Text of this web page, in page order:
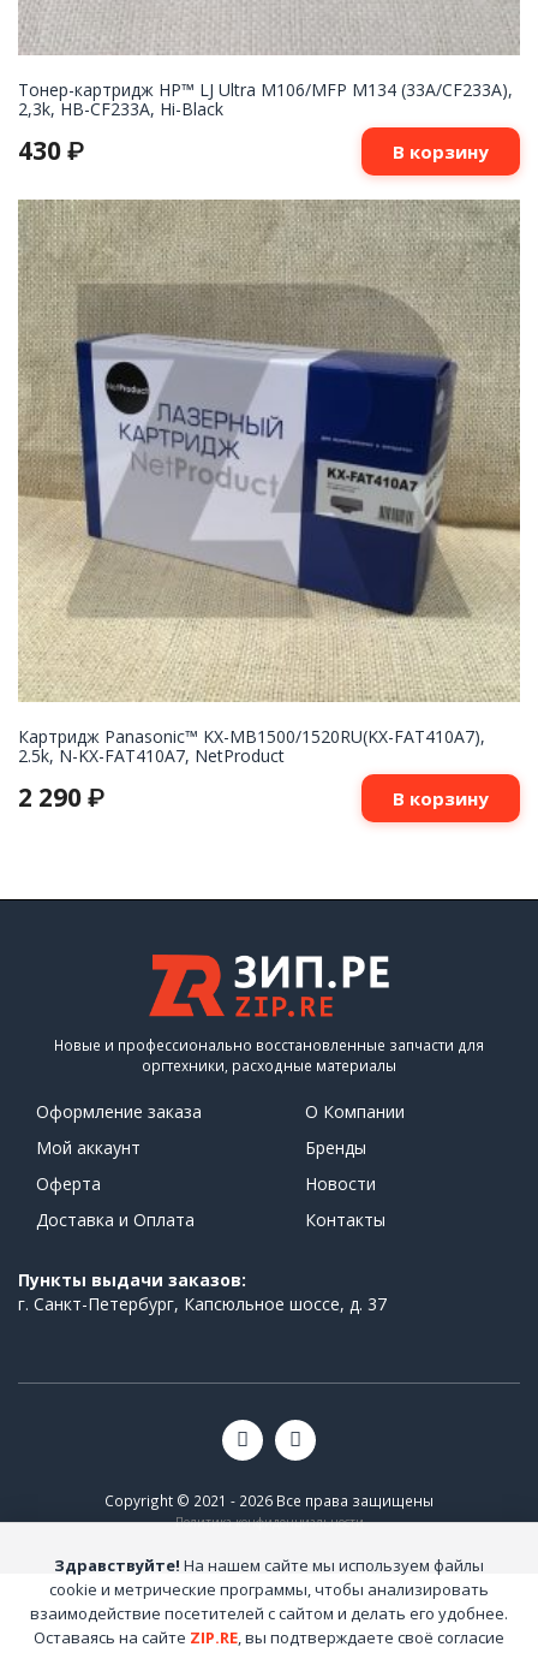
Тонер-картридж HP™ LJ Ultra M106/MFP M134 (33A/CF233A),
2,3k, HB-CF233A, Hi-Black
430 ₽ В корзину
Картридж Panasonic™ KX-MB1500/1520RU(KX-FAT410A7),
2.5k, N-KX-FAT410A7, NetProduct
2 290 ₽ В корзину
Новые и профессионально восстановленные запчасти для
оргтехники, расходные материалы
Оформление заказа
Мой аккаунт
Оферта
Доставка и Оплата
О Компании
Бренды
Новости
Контакты
Пункты выдачи заказов:
г. Санкт-Петербург, Капсюльное шоссе, д. 37
Copyright © 2021 - 2026 Все права защищены
Политика конфиденциальности
Здравствуйте! На нашем сайте мы используем файлы
cookie и метрические программы, чтобы анализировать
взаимодействие посетителей с сайтом и делать его удобнее.
Оставаясь на сайте ZIP.RE, вы подтверждаете своё согласие